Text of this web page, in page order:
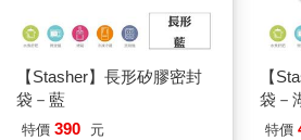
【Stasher】長形矽膠密封
袋－藍
特價 390 元
【
袋－
特價